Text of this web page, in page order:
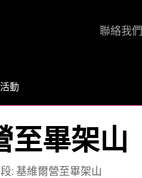
活動
聯絡我們
至畢架山
: 基維爾營至畢架山